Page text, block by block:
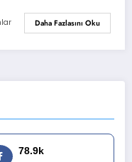
Daha Fazlasını Oku
78.9k